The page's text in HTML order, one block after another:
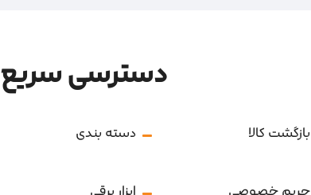
بازگشت کالا
دسترسی سریع
دسته بندی